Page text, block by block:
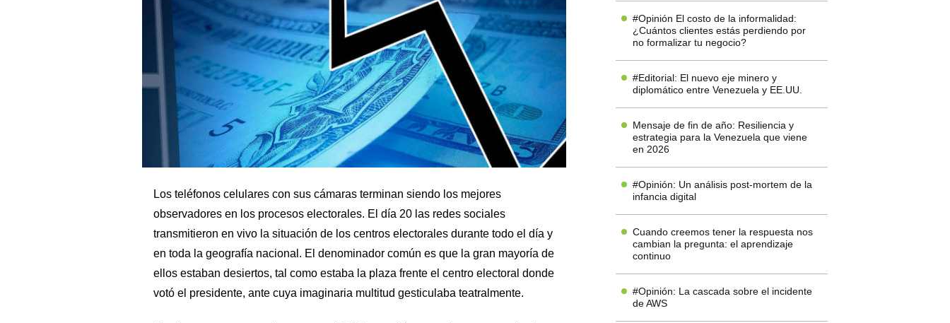
Los teléfonos celulares con sus cámaras terminan siendo los mejores
observadores en los procesos electorales. El día 20 las redes sociales
transmitieron en vivo la situación de los centros electorales durante todo el día y
en toda la geografía nacional. El denominador común es que la gran mayoría de
ellos estaban desiertos, tal como estaba la plaza frente el centro electoral donde
votó el presidente, ante cuya imaginaria multitud gesticulaba teatralmente.
#Opinión El costo de la informalidad:
¿Cuántos clientes estás perdiendo por
no formalizar tu negocio?
#Editorial: El nuevo eje minero y
diplomático entre Venezuela y EE.UU.
Mensaje de fin de año: Resiliencia y
estrategia para la Venezuela que viene
en 2026
#Opinión: Un análisis post-mortem de la
infancia digital
Cuando creemos tener la respuesta nos
cambian la pregunta: el aprendizaje
continuo
#Opinión: La cascada sobre el incidente
de AWS